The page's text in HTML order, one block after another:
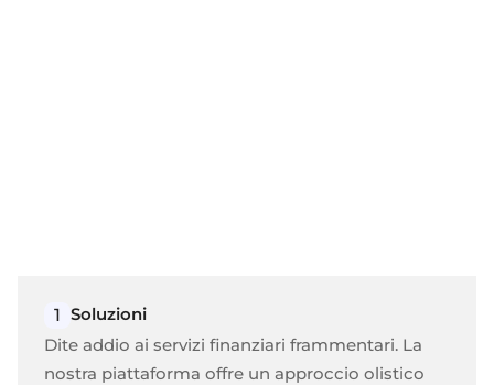
1 Soluzioni
Dite addio ai servizi finanziari frammentari. La
nostra piattaforma offre un approccio olistico